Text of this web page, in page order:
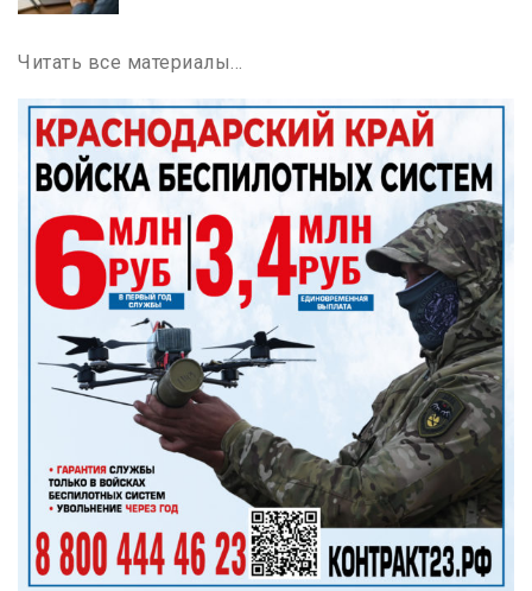
Читать все материалы…